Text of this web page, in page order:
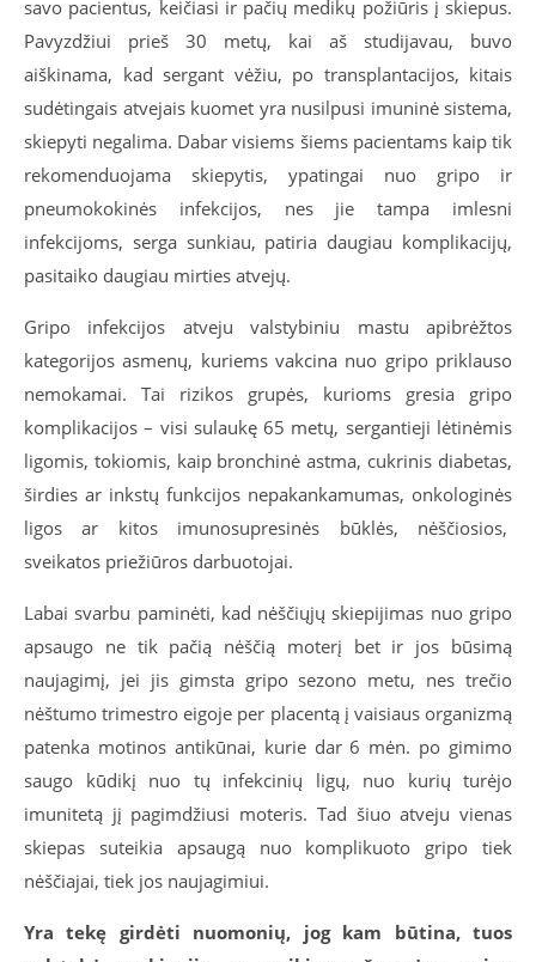
savo pacientus, keičiasi ir pačių medikų požiūris į skiepus.
Pavyzdžiui prieš 30 metų, kai aš studijavau, buvo
aiškinama, kad sergant vėžiu, po transplantacijos, kitais
sudėtingais atvejais kuomet yra nusilpusi imuninė sistema,
skiepyti negalima. Dabar visiems šiems pacientams kaip tik
rekomenduojama skiepytis, ypatingai nuo gripo ir
pneumokokinės infekcijos, nes jie tampa imlesni
infekcijoms, serga sunkiau, patiria daugiau komplikacijų,
pasitaiko daugiau mirties atvejų.
Gripo infekcijos atveju valstybiniu mastu apibrėžtos
kategorijos asmenų, kuriems vakcina nuo gripo priklauso
nemokamai. Tai rizikos grupės, kurioms gresia gripo
komplikacijos – visi sulaukę 65 metų, sergantieji lėtinėmis
ligomis, tokiomis, kaip bronchinė astma, cukrinis diabetas,
širdies ar inkstų funkcijos nepakankamumas, onkologinės
ligos ar kitos imunosupresinės būklės, nėščiosios,
sveikatos priežiūros darbuotojai.
Labai svarbu paminėti, kad nėščiųjų skiepijimas nuo gripo
apsaugo ne tik pačią nėščią moterį bet ir jos būsimą
naujagimį, jei jis gimsta gripo sezono metu, nes trečio
nėštumo trimestro eigoje per placentą į vaisiaus organizmą
patenka motinos antikūnai, kurie dar 6 mėn. po gimimo
saugo kūdikį nuo tų infekcinių ligų, nuo kurių turėjo
imunitetą jį pagimdžiusi moteris. Tad šiuo atveju vienas
skiepas suteikia apsaugą nuo komplikuoto gripo tiek
nėščiajai, tiek jos naujagimiui.
Yra tekę girdėti nuomonių, jog kam būtina, tuos